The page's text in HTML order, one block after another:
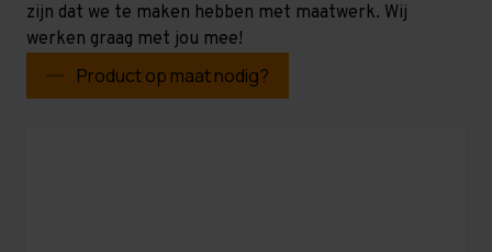
zijn dat we te maken hebben met maatwerk. Wij
werken graag met jou mee!
Product op maat nodig?